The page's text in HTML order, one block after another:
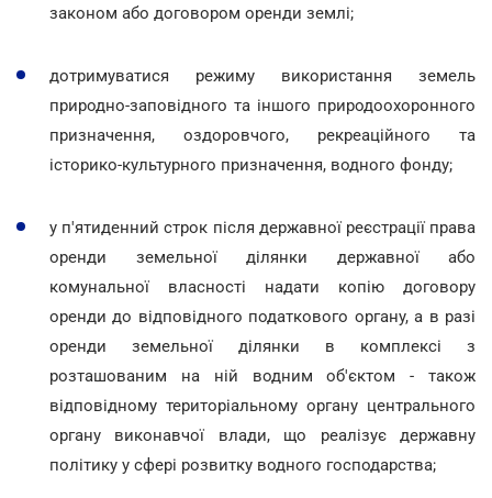
законом або договором оренди землі;
дотримуватися режиму використання земель
природно-заповідного та іншого природоохоронного
призначення, оздоровчого, рекреаційного та
історико-культурного призначення, водного фонду;
у п'ятиденний строк після державної реєстрації права
оренди земельної ділянки державної або
комунальної власності надати копію договору
оренди до відповідного податкового органу, а в разі
оренди земельної ділянки в комплексі з
розташованим на ній водним об'єктом - також
відповідному територіальному органу центрального
органу виконавчої влади, що реалізує державну
політику у сфері розвитку водного господарства;